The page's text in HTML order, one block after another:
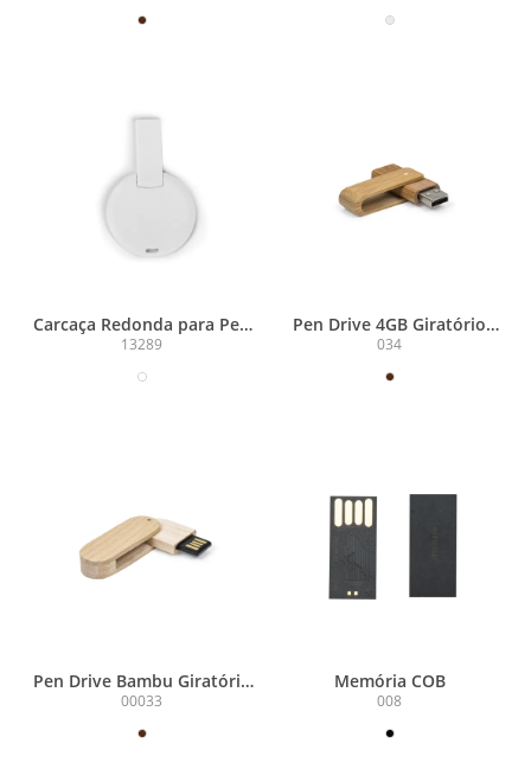
Carcaça Redonda para Pen
Card
13289
Pen Drive 4GB Giratório
Bambu
034
Pen Drive Bambu Giratório
4GB
00033
Memória COB
008